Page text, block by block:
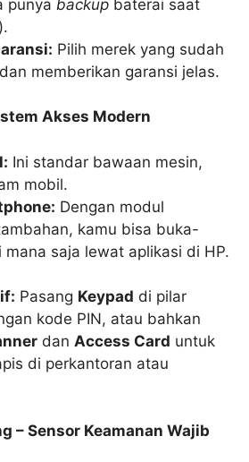
punya backup baterai saat
Pilih merek yang sudah
memberikan garansi jelas.
Akses Modern
Ini standar bawaan mesin,
mobil.
Dengan modul
kamu bisa buka-
saja lewat aplikasi di HP.
Pasang Keypad di pilar
kode PIN, atau bahkan
dan Access Card untuk
di perkantoran atau
– Sensor Keamanan Wajib